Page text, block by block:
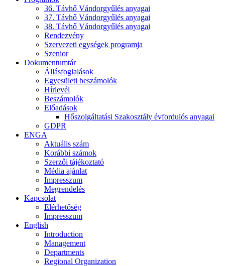
36. Távhő Vándorgyűlés anyagai
37. Távhő Vándorgyűlés anyagai
38. Távhő Vándorgyűlés anyagai
Rendezvény
Szervezeti egységek programja
Szenior
Dokumentumtár
Állásfoglalások
Egyesületi beszámolók
Hírlevél
Beszámolók
Előadások
Hőszolgáltatási Szakosztály évfordulós anyagai
GDPR
ENGA
Aktuális szám
Korábbi számok
Szerzői tájékoztató
Média ajánlat
Impresszum
Megrendelés
Kapcsolat
Elérhetőség
Impresszum
English
Introduction
Management
Departments
Regional Organization